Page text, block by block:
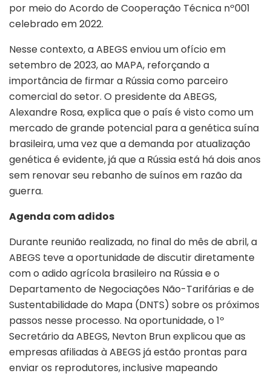
por meio do Acordo de Cooperação Técnica nº001
celebrado em 2022.
Nesse contexto, a ABEGS enviou um ofício em
setembro de 2023, ao MAPA, reforçando a
importância de firmar a Rússia como parceiro
comercial do setor. O presidente da ABEGS,
Alexandre Rosa, explica que o país é visto como um
mercado de grande potencial para a genética suína
brasileira, uma vez que a demanda por atualização
genética é evidente, já que a Rússia está há dois anos
sem renovar seu rebanho de suínos em razão da
guerra.
Agenda com adidos
Durante reunião realizada, no final do mês de abril, a
ABEGS teve a oportunidade de discutir diretamente
com o adido agrícola brasileiro na Rússia e o
Departamento de Negociações Não-Tarifárias e de
Sustentabilidade do Mapa (DNTS) sobre os próximos
passos nesse processo. Na oportunidade, o 1º
Secretário da ABEGS, Nevton Brun explicou que as
empresas afiliadas à ABEGS já estão prontas para
enviar os reprodutores, inclusive mapeando